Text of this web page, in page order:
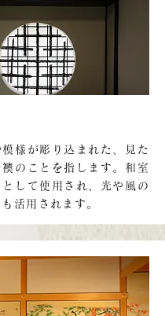
様が彫り込まれた、見た
襖のことを指します。和室
して使用され、光や風の
活用されます。